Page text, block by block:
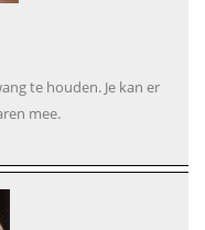
te houden. Je kan er
mee.